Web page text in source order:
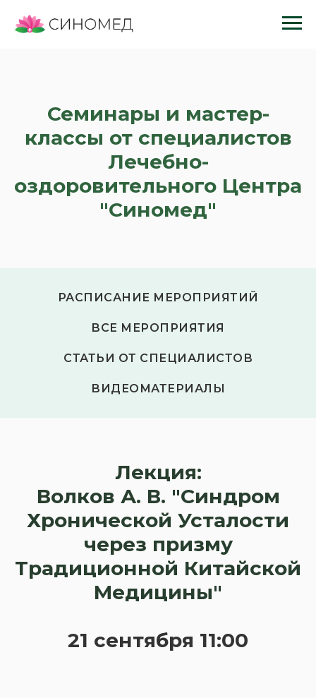
Семинары и мастер-
классы от специалистов
Лечебно-
оздоровительного Центра
"Синомед"
РАСПИСАНИЕ МЕРОПРИЯТИЙ
ВСЕ МЕРОПРИЯТИЯ
СТАТЬИ ОТ СПЕЦИАЛИСТОВ
ВИДЕОМАТЕРИАЛЫ
Лекция:
Волков А. В. "Синдром
Хронической Усталости
через призму
Традиционной Китайской
Медицины"
21 сентября 11:00